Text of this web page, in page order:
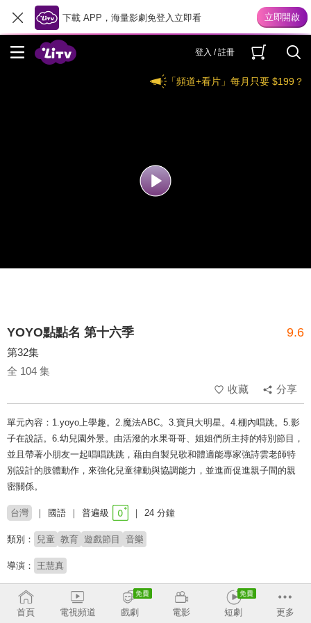
下載 APP，海量影劇免登入立即看
登入 / 註冊
「頻道+看片」每月只要 $199？
YOYO點點名 第十六季 9.6
第32集
全 104 集
收藏
分享
單元內容：1.yoyo上學趣。2.魔法ABC。3.寶貝大明星。4.棚內唱跳。5.影
子在說話。6.幼兒園外景。由活潑的水果哥哥、姐姐們所主持的特別節目，
並且帶著小朋友一起唱唱跳跳，藉由自製兒歌和體適能專家強詩雲老師特
別設計的肢體動作，來強化兒童律動與協調能力，並進而促進親子間的親
密關係。
台灣 國語 普遍級 24 分鐘
類別： 兒童 教育 遊戲節目 音樂
導演： 王慧真
主持： 香蕉哥哥 西瓜哥哥 蜜蜂姐姐 草莓姐姐 柳丁哥哥
月亮姐姐
太陽哥哥 彩虹姐姐 雲朵姐姐 杰希哥哥 橘子姐姐
KIWI姐姐
首頁 電視頻道 戲劇 電影 短劇 更多